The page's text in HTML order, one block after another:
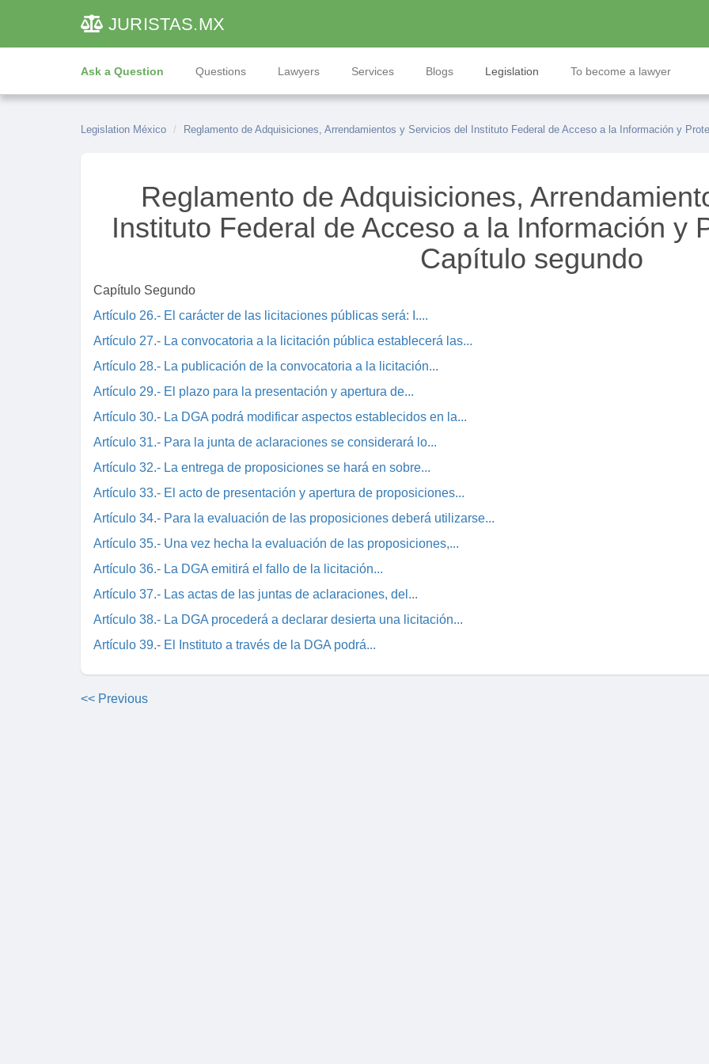
JURISTAS.MX
Ask a Question Questions Lawyers Services Blogs Legislation To become a lawyer
Legislation México Reglamento de Adquisiciones, Arrendamientos y Servicios del Instituto Federal de Acceso a la Información y
Reglamento de Adquisiciones,
Instituto Federal de Acceso a la Información y
Capítulo segundo
Capítulo Segundo
Artículo 26.- El carácter de las licitaciones públicas será: I....
Artículo 27.- La convocatoria a la licitación pública establecerá las...
Artículo 28.- La publicación de la convocatoria a la licitación...
Artículo 29.- El plazo para la presentación y apertura de...
Artículo 30.- La DGA podrá modificar aspectos establecidos en la...
Artículo 31.- Para la junta de aclaraciones se considerará lo...
Artículo 32.- La entrega de proposiciones se hará en sobre...
Artículo 33.- El acto de presentación y apertura de proposiciones...
Artículo 34.- Para la evaluación de las proposiciones deberá utilizarse...
Artículo 35.- Una vez hecha la evaluación de las proposiciones,...
Artículo 36.- La DGA emitirá el fallo de la licitación...
Artículo 37.- Las actas de las juntas de aclaraciones, del...
Artículo 38.- La DGA procederá a declarar desierta una licitación...
Artículo 39.- El Instituto a través de la DGA podrá...
<< Previous